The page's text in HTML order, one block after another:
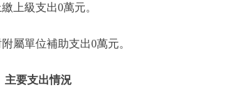
級支出0萬元。
單位補助支出0萬元。
主要支出情況